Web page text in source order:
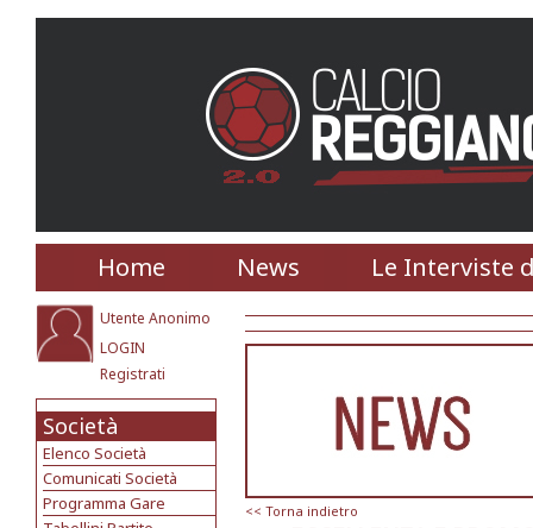
Home News Le Interviste
Utente Anonimo
LOGIN
Registrati
Società
Elenco Società
Comunicati Società
Programma Gare
<< Torna indietro